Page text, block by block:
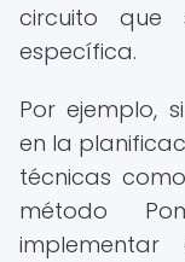
circuito
específica.
Por ejemplo,
en la
técnicas
método